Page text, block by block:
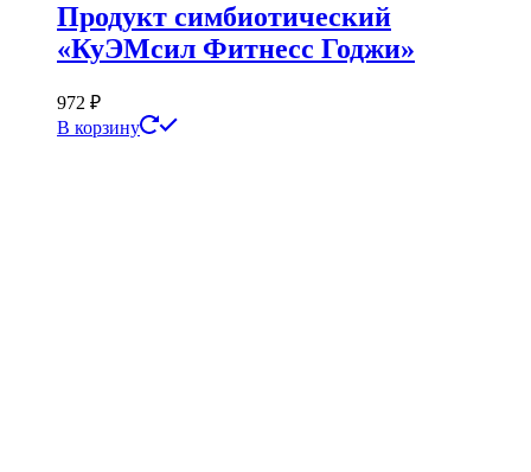
Продукт симбиотический
«КуЭМсил Фитнесс Годжи»
972 ₽
В корзину